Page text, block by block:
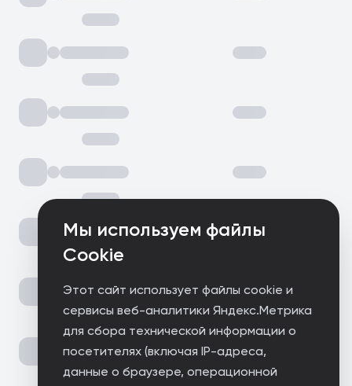
Мы используем файлы
Cookie
Этот сайт использует файлы cookie и
сервисы веб-аналитики Яндекс.Метрика
для сбора технической информации о
посетителях (включая IP-адреса,
данные о браузере, операционной